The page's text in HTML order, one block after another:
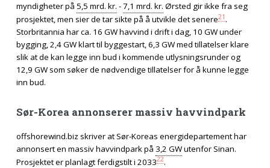
myndigheter på 5,5 mrd. kr. -7,1 mrd. kr. Ørsted gir ikke fra seg
prosjektet, men sier de tar sikte på å utvikle det senere21.
Storbritannia har ca. 16 GW havvind i drift i dag, 10 GW under
bygging, 2,4 GW klart til byggestart, 6,3 GW med tillatelser klare
slik at de kan legge inn bud i kommende utlysningsrunder og
12,9 GW som søker de nødvendige tillatelser for å kunne legge
inn bud.
Sør-Korea annonserer massiv havvindpark
offshorewind.biz skriver at Sør-Koreas energidepartement har
annonsert en massiv havvindpark på 3,2 GWutenfor Sinan.
Prosjektet er planlagt ferdigstilt i 203322.